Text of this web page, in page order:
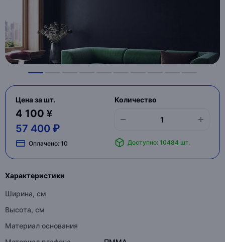
Цена за шт.
4 100 ¥
57 400 ₽
Оплачено: 10
Количество
Доступно: 10484 шт.
Характеристики
Ширина, см
Высота, см
Материал основания